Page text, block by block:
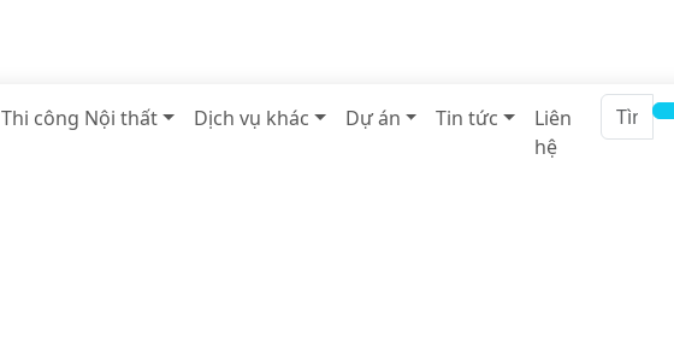
Thi công Nội thất Dịch vụ khác Dự án Tin tức
Liên
hệ